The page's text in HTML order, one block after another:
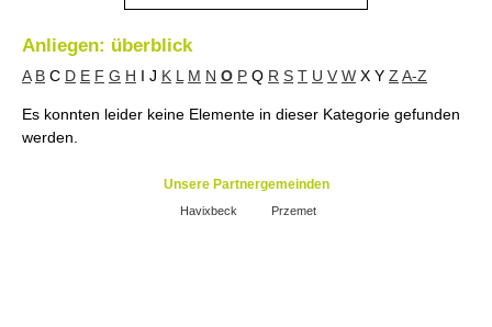
Anliegen: überblick
A B C D E F G H I J K L M N O P Q R S T U V W X Y Z A-Z
Es konnten leider keine Elemente in dieser Kategorie gefunden
werden.
Unsere Partnergemeinden
Havixbeck Przemet